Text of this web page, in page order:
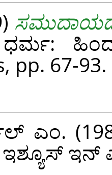
ಹಿಂದೂ
pp. 67-93.
ಎಂ.
ಇನ್